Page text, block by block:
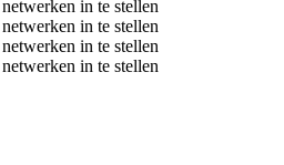
in te stellen
in te stellen
in te stellen
in te stellen